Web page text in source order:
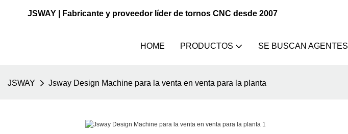
JSWAY | Fabricante y proveedor líder de tornos CNC desde 2007
HOME PRODUCTOS SE BUSCAN AGENTES
JSWAY Jsway Design Machine para la venta en venta para la planta